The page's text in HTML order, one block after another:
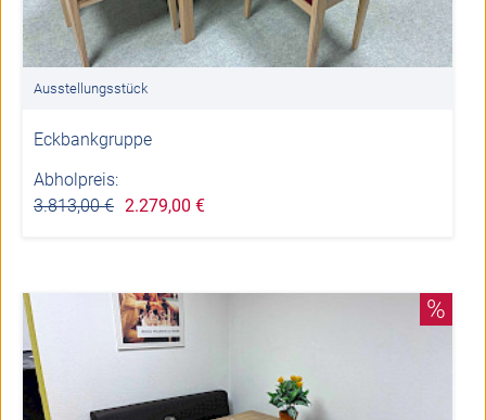
Ausstellungsstück
Eckbankgruppe
Abholpreis:
3.813,00 € 2.279,00 €
%